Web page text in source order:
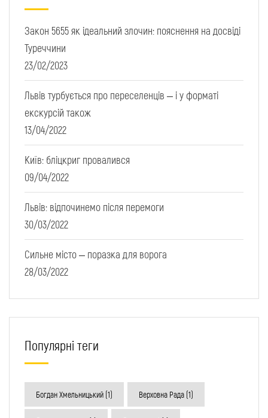
Закон 5655 як ідеальний злочин: пояснення на досвіді
Туреччини
23/02/2023
Львів турбується про переселенців – і у форматі
екскурсій також
13/04/2022
Київ: бліцкриг провалився
09/04/2022
Львів: відпочинемо після перемоги
30/03/2022
Сильне місто – поразка для ворога
28/03/2022
Популярні теги
Богдан Хмельницький (1) Верховна Рада (1)